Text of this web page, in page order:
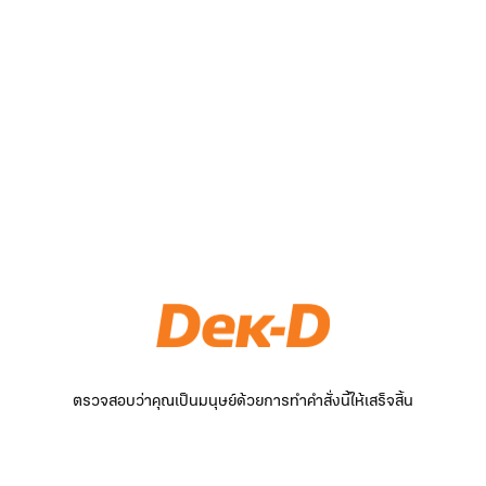
ตรวจสอบว่าคุณเป็นมนุษย์ด้วยการทำคำสั่งนี้ให้เสร็จสิ้น